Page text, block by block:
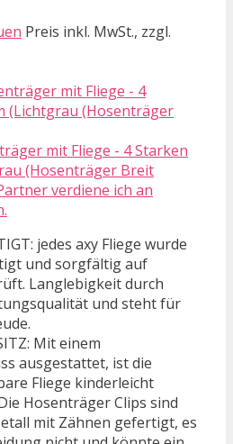
Preis inkl. MwSt., zzgl.
mit Fliege - 4 Starken
(Hosenträger Breit
verdiene ich an
jedes axy Fliege wurde
und sorgfältig auf
Langlebigkeit durch
und steht für
Mit einem
ausgestattet, ist die
Fliege kinderleicht
Hosenträger Clips sind
mit Zähnen gefertigt, es